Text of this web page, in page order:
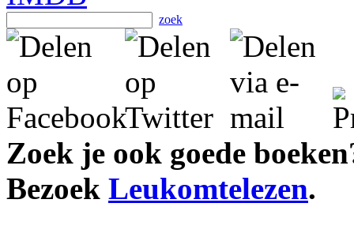
zoek
Zoek je ook goede
Bezoek Leukomtelezen.